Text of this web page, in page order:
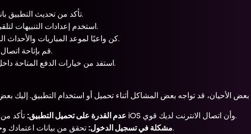
تأكد من تحديث التطبيق بانتظام للحصول على أحدث الميزات والأمان.
استخدم إعدادات التنبيهات لتلقي إشعارات حول النتائج والعروض الحصرية.
كن واعيًا لموعد المباريات والأحداث الرياضية المهمة لتستفيد من الفرص المتاحة.
قم بإتاحة اتصال إنترنت قوي لتفادي أي مشاكل أثناء اللعب.
استفد من خيارات الدفع المتاحة داخل التطبيق لتسهيل عمليات الإيداع والسحب.
عدم القدرة على تحميل التطبيق:
تأكد من أنك تستخدم أحدث إصدار من نظام تشغيل iOS وأن اتصال الانترنت لديك قوي.
مشكلة في تسجيل الدخول:تحقق من بيانات اعتمادك وحاول إعادة تعيين كلمة المرور إذا لزم الأمر.